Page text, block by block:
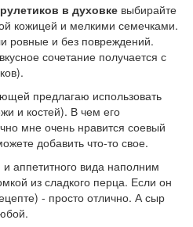
рулетиков в духовке выбирайте
кожицей и мелкими семечками.
ровные и без повреждений.
сочетание получается с
предлагаю использовать
и костей). В чем его
мне очень нравится соевый
добавить что-то свое.
аппетитного вида наполним
из сладкого перца. Если он
- просто отлично. А сыр